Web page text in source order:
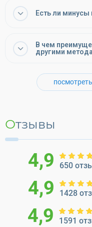
Есть ли минусы
В чем
другими
Отзывы
4,9 650
4,9 1428
4,9 1591